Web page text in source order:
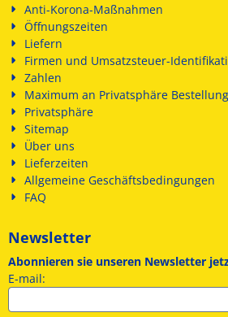
Anti-Korona-Maßnahmen
Öffnungszeiten
Liefern
Firmen und Umsatzsteuer-
Zahlen
Maximum an Privatsphäre
Privatsphäre
Sitemap
Über uns
Lieferzeiten
Allgemeine Geschäftsbedingungen
FAQ
Newsletter
Abonnieren sie unseren Newsletter
E-mail: